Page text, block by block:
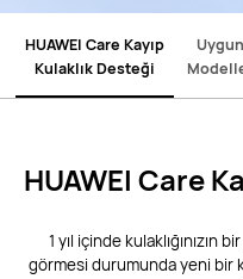
HUAWEI Care Kayıp
Kulaklık Desteği
Uygun
HUAWEI Care
1 yıl içinde kulaklığınızın
görmesi durumunda yeni bir